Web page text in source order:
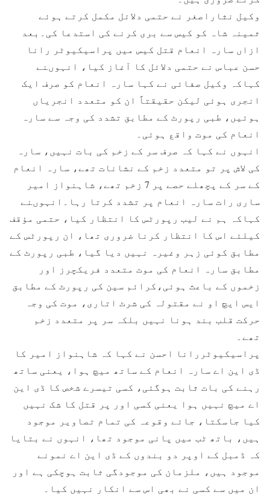
وکیل نثاراصغر نے حتمی دلائل مکمل کرتے ہوئے
ثمینہ شاہ کو کیس سے بری کرنے کی استدعا کی۔بعد
ازاں سارہ انعام قتل کیس میں پراسیکیوٹر رانا
حسن عباس نے حتمی دلائل کا آغاز کیا، انہوںنے
کہاکہ وکیل صفائی نے کہا سارہ انعام کو صرف ایک
انجری ہوئی لیکن حقیقتاً ان کو متعدد انجریاں
ہوئیں، طبی رپورٹ کے مطابق تشدد کی وجہ سے سارہ
انعام کی موت واقع ہوئی۔
انہوں نے کہا کہ صرف سر کے زخم کی بات نہیں، سارہ
کی لاش پر تو متعدد زخم کے نشانات تھے، سارہ انعام
کے سر کے پچھلے حصے پر 7 زخم تھے، شاہنواز امیر
ساری رات سارہ انعام پر تشدد کرتا رہا۔انہوںنے
کہاکہ ہم نے لیب رپورٹس کا انتظار کیا، حتمی مؤقف
کیلئے اس کا انتظار کرنا ضروری تھا، ان رپورٹس کے
مطابق کوئی زہر وغیرہ نہیں دیا گیا، طبی رپورٹ کے
مطابق سارہ انعام کی موت متعدد فریکچرز اور
زخموں کے باعث ہوئی،کرائم سین کی رپورٹ کے مطابق
ایس ایچ او نے مقتولہ کی شرٹ اتاری، موت کی وجہ
حرکت قلب بند ہونا نہیں بلکہ سر پر متعدد زخم
تھے۔
پراسیکیوٹررانا احسن نے کہا کہ شاہنواز امیر کا
ڈی این اے سارہ انعام کے ساتھ میچ ہوا، یعنی ساتھ
رہنے کی بات ثابت ہوگئی، کسی تیسرے شخص کا ڈی این
اے میچ نہیں ہوا یعنی کسی اور پر قتل کا شک نہیں
کیا جاسکتا، جائے وقوعہ کی تمام تصاویر موجود
ہیں، باتھ ٹب میں پانی موجود تھا، انہوں نے بتایا
کہ ڈمبل کے اوپر دو بندوں کے ڈی این اے نمونے
موجود ہیں، ملزمان کی موجودگی ثابت ہوچکی ہے اور
ان میں سے کسی نے بھی اس سے انکار نہیں کیا۔